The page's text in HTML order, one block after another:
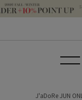
J'aDoRe JUN